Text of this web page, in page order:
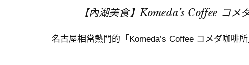
【內湖美食】Komeda’s Coffee コ
名古屋相當熱門的「Komeda’s Coffee コメダ咖